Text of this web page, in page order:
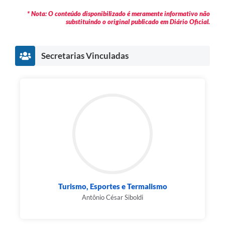
* Nota: O conteúdo disponibilizado é meramente informativo não
substituindo o original publicado em Diário Oficial.
Secretarias Vinculadas
Turismo, Esportes e Termalismo
Antônio César Siboldi